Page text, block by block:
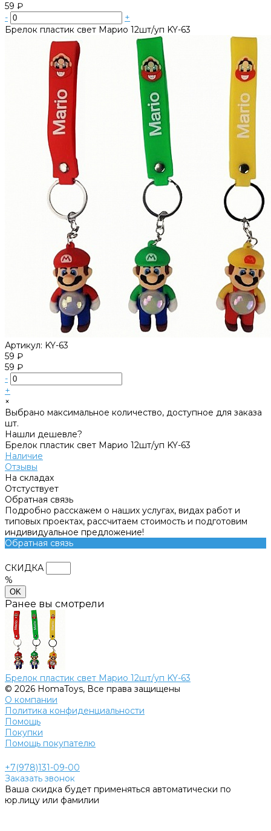
59 ₽
-
+
Брелок пластик свет Марио 12шт/уп KY-63
Артикул: KY-63
59 ₽
59 ₽
-
+
×
Выбрано максимальное количество, доступное для заказа
шт.
Нашли дешевле?
Брелок пластик свет Марио 12шт/уп KY-63
Наличие
Отзывы
На складах
Отстуствует
Обратная связь
Подробно расскажем о наших услугах, видах работ и
типовых проектах, рассчитаем стоимость и подготовим
индивидуальное предложение!
Обратная связь
СКИДКА
%
OK
Ранее вы смотрели
Брелок пластик свет Марио 12шт/уп KY-63
© 2026 HomaToys, Все права защищены
О компании
Политика конфиденциальности
Помощь
Покупки
Помощь покупателю
+7(978)131-09-00
Заказать звонок
Ваша скидка будет применяться автоматически по
юр.лицу или фамилии